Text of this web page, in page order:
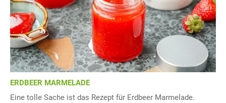
ERDBEER MARMELADE
Eine tolle Sache ist das Rezept für Erdbeer Marmelade.